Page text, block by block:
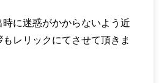
に迷惑がかからないよう近
レリックにてさせて頂きま